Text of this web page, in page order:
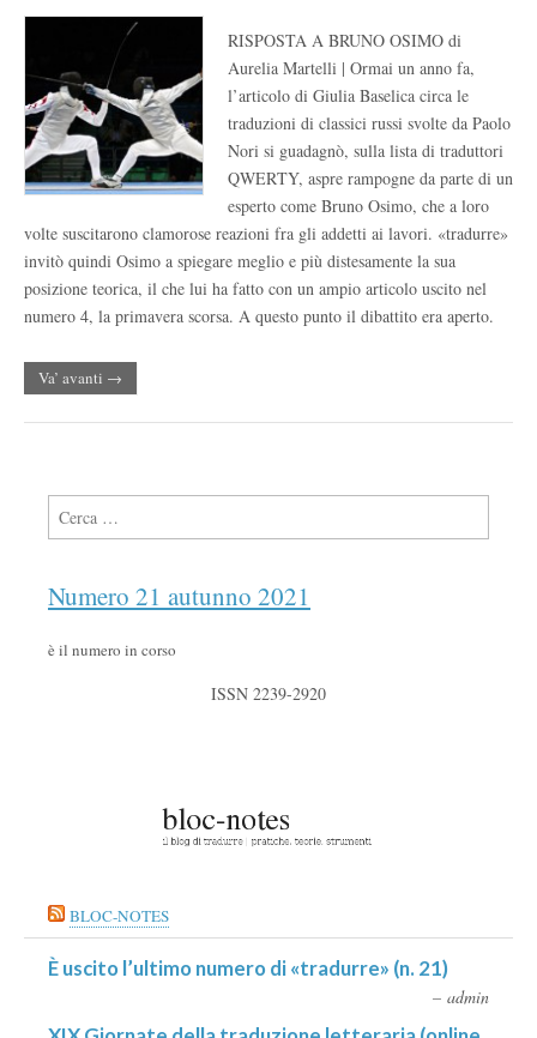
RISPOSTA A BRUNO OSIMO di
Aurelia Martelli | Ormai un anno fa,
l’articolo di Giulia Baselica circa le
traduzioni di classici russi svolte da Paolo
Nori si guadagnò, sulla lista di traduttori
QWERTY, aspre rampogne da parte di un
esperto come Bruno Osimo, che a loro
volte suscitarono clamorose reazioni fra gli addetti ai lavori. «tradurre»
invitò quindi Osimo a spiegare meglio e più distesamente la sua
posizione teorica, il che lui ha fatto con un ampio articolo uscito nel
numero 4, la primavera scorsa. A questo punto il dibattito era aperto.
Va’ avanti →
Ricerca per:
Numero 21 autunno 2021
è il numero in corso
ISSN 2239-2920
BLOC-NOTES
È uscito l’ultimo numero di «tradurre» (n. 21)
admin